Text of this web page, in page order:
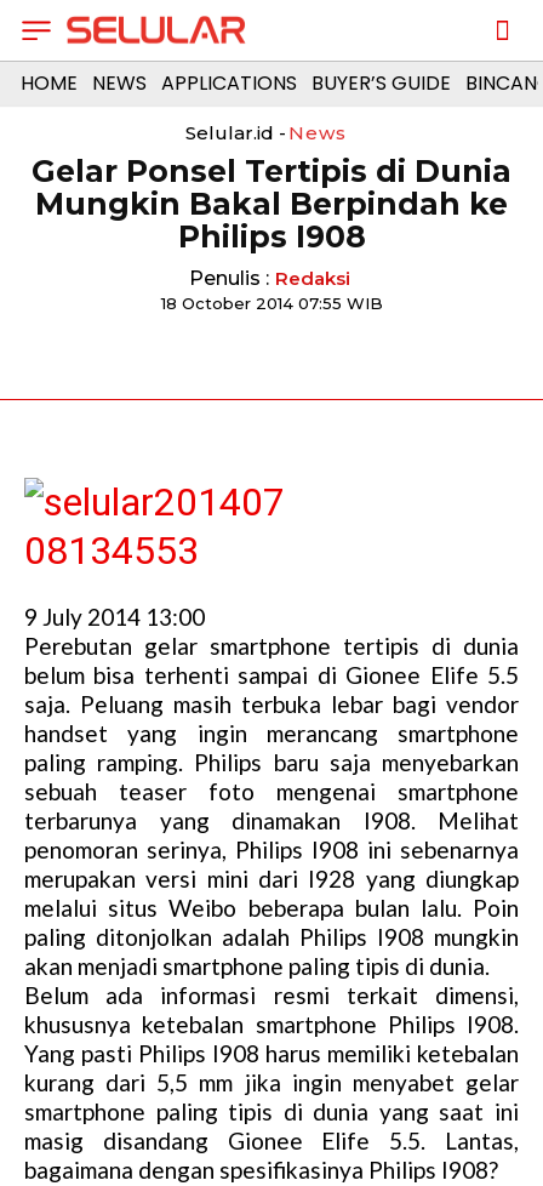
HOME NEWS APPLICATIONS BUYER’S GUIDE
Selular.id - News
Gelar Ponsel Tertipis di Dunia
Mungkin Bakal Berpindah ke
Philips I908
Penulis : Redaksi
18 October 2014 07:55 WIB
9 July 2014 13:00
Perebutan gelar smartphone tertipis di dunia
belum bisa terhenti sampai di Gionee Elife 5.5
saja. Peluang masih terbuka lebar bagi vendor
handset yang ingin merancang smartphone
paling ramping. Philips baru saja menyebarkan
sebuah teaser foto mengenai smartphone
terbarunya yang dinamakan I908. Melihat
penomoran serinya, Philips I908 ini sebenarnya
merupakan versi mini dari I928 yang diungkap
melalui situs Weibo beberapa bulan lalu. Poin
paling ditonjolkan adalah Philips I908 mungkin
akan menjadi smartphone paling tipis di dunia.
Belum ada informasi resmi terkait dimensi,
khususnya ketebalan smartphone Philips I908.
Yang pasti Philips I908 harus memiliki ketebalan
kurang dari 5,5 mm jika ingin menyabet gelar
smartphone paling tipis di dunia yang saat ini
masig disandang Gionee Elife 5.5. Lantas,
bagaimana dengan spesifikasinya Philips I908?